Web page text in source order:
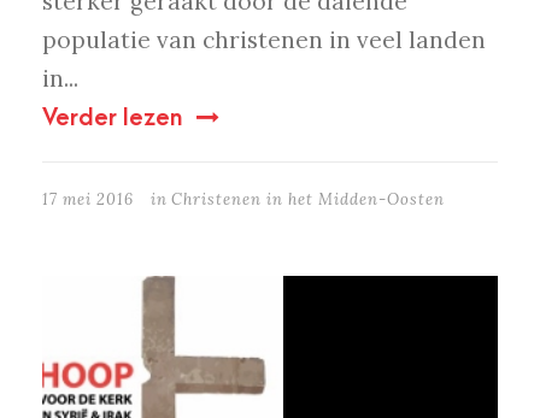
populatie van christenen in veel landen
in...
Verder lezen
17 mei 2016 in Christenen in het Midden-Oosten